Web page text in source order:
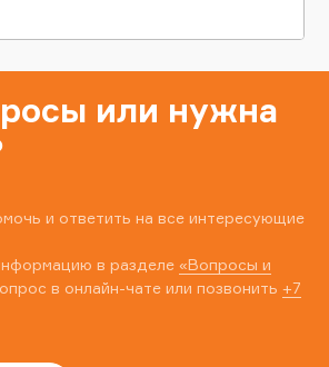
или нужна
и ответить на все интересующие
в разделе «Вопросы и
в онлайн-чате или позвонить +7